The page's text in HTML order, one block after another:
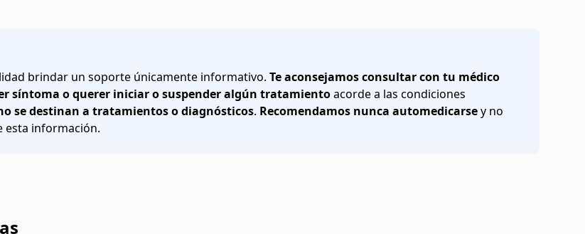
brindar un soporte únicamente informativo. Te aconsejamos consultar con tu médico
síntoma o querer iniciar o suspender algún tratamientoacorde a las condiciones
se destinan a tratamientos o diagnósticos. Recomendamos nunca automedicarsey no
esta información.